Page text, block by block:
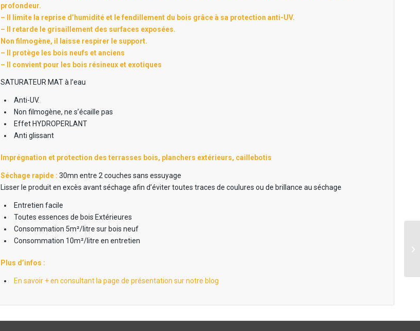
profondeur.
– Il limite la reprise d’humidité et le fendillement du bois grâce à sa protection anti-UV.
– Il retarde le grisaillement des surfaces exposées.
Non filmogène, il laisse respirer le support.
– Il protège les bois neufs et anciens
– Il convient pour les bois résineux et exotiques
SATURATEUR MAT à l’eau
Anti-UV.
Non filmogène, ne s’écaille pas
Effet HYDROPERLANT
Anti glissant
Imprégnation et protection des terrasses bois, planchers extérieurs, caillebotis
Séchage rapide : 30mn entre 2 couches sans essuyage
Lisser le produit en excès avant séchage afin d’éviter toutes traces de coulures ou de brillance au séchage
Entretien facile
Toutes essences de bois Extérieures
Consommation 5m²/litre sur bois neuf
Consommation 10m²/litre en entretien
Plus d’infos :
En savoir + en consultant la page de présentation sur notre blog